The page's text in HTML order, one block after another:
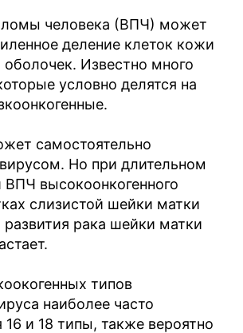
человека (ВПЧ) может
деление клеток кожи
Известно много
условно делятся на
самостоятельно
Но при длительном
ВПЧ высокоонкогенного
слизистой шейки матки
развития рака шейки матки
типов
наиболее часто
16 и 18 типы, также вероятно